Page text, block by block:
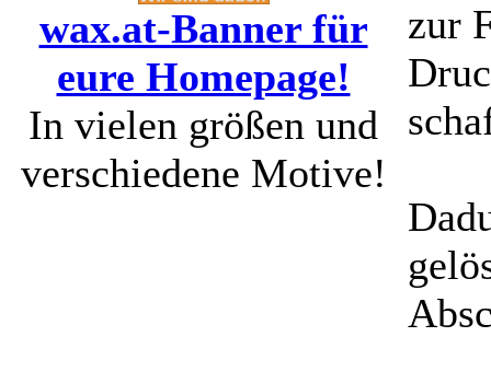
wax.at-Banner für
eure Homepage!
In vielen größen und
verschiedene Motive!
zur